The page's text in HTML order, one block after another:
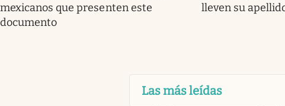
mexicanos que presenten este
documento
lleven su
Las más leídas